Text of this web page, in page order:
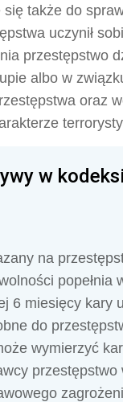
także do
uczynił
przestępstwo
albo w
oraz
w
na
popełnia
6 miesięcy kary
do
wymierzyć
przestępstwo